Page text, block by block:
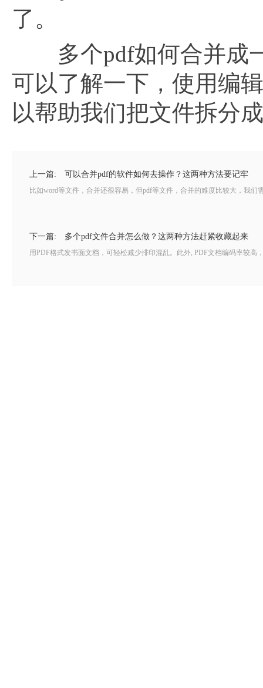
了。
多个pdf如何合并成一
可以了解一下，使用编
以帮助我们把文件拆分
上一篇: 可以合并pdf的软件如何去操作？这两种方法要记牢
比如word等文件，合并还很容易，但pdf等文件，合并的难度比较大，我
下一篇: 多个pdf文件合并怎么做？这两种方法赶紧收藏起来
用PDF格式发书面文档，可轻松减少排印混乱。此外, PDF文档编码率较